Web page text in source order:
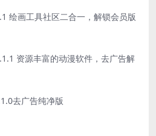
绘画工具社区二合一，解锁会员版
资源丰富的动漫软件，去广告解
去广告纯净版